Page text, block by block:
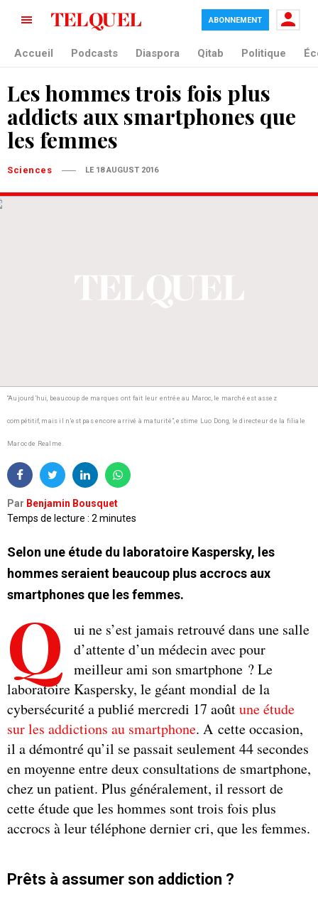
ABONNEMENT
Accueil Podcasts Diaspora Qitab Politique
Les hommes trois fois plus
addicts aux smartphones que
les femmes
Sciences LE 18 AUGUST 2016
“Aujourd’hui, beaucoup de marques ont fait leur entrée au Maroc, le marché est assez
compétitif, mais il n’est pas encore arrivé à maturité”, estime Luo Dong, le directeur de la filiale
Maroc de Realme.
Par Benjamin Bousquet
Temps de lecture : 2 minutes
Selon une étude du laboratoire Kaspersky, les
hommes seraient beaucoup plus accrocs aux
smartphones que les femmes.
Q
ui ne s’est jamais retrouvé dans une salle
d’attente d’un médecin avec pour
meilleur ami son smartphone ? Le
laboratoire Kaspersky, le géant mondial de la
cybersécurité a publié mercredi 17 aoûtune étude
sur les addictions au smartphone. A cette occasion,
il a démontré qu’il se passait seulement 44 secondes
en moyenne entre deux consultations de smartphone,
chez un patient. Plus généralement, il ressort de
cette étude que les hommes sont trois fois plus
accrocs à leur téléphone dernier cri, que les femmes.
Prêts à assumer son addiction ?